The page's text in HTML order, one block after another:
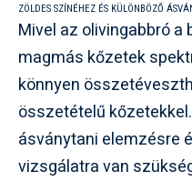
ZÖLDES SZÍNÉHEZ ÉS KÜLÖNBÖZŐ
Mivel az olivingabbró
magmás kőzetek
könnyen
összetételű
ásványtani elemzésre
vizsgálatra van